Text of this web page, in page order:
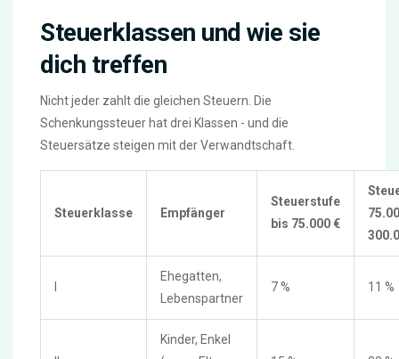
Steuerklassen und wie sie
dich treffen
Nicht jeder zahlt die gleichen Steuern. Die
Schenkungssteuer hat drei Klassen - und die
Steuersätze steigen mit der Verwandtschaft.
Steuerklasse Empfänger
Steuerstufe
bis 75.000 €
I
Ehegatten,
Lebenspartner
7 % 11 %
Kinder, Enkel